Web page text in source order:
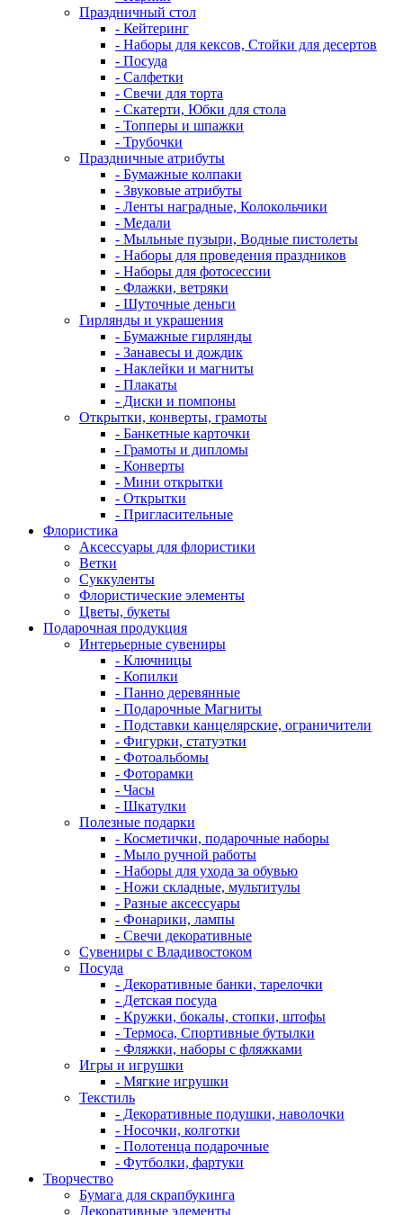
Праздничный стол
- Кейтеринг
- Наборы для кексов, Стойки для десертов
- Посуда
- Салфетки
- Свечи для торта
- Скатерти, Юбки для стола
- Топперы и шпажки
- Трубочки
Праздничные атрибуты
- Бумажные колпаки
- Звуковые атрибуты
- Ленты наградные, Колокольчики
- Медали
- Мыльные пузыри, Водные пистолеты
- Наборы для проведения праздников
- Наборы для фотосессии
- Флажки, ветряки
- Шуточные деньги
Гирлянды и украшения
- Бумажные гирлянды
- Занавесы и дождик
- Наклейки и магниты
- Плакаты
- Диски и помпоны
Открытки, конверты, грамоты
- Банкетные карточки
- Грамоты и дипломы
- Конверты
- Мини открытки
- Открытки
- Пригласительные
Флористика
Аксессуары для флористики
Ветки
Суккуленты
Флористические элементы
Цветы, букеты
Подарочная продукция
Интерьерные сувениры
- Ключницы
- Копилки
- Панно деревянные
- Подарочные Магниты
- Подставки канцелярские, ограничители
- Фигурки, статуэтки
- Фотоальбомы
- Фоторамки
- Часы
- Шкатулки
Полезные подарки
- Косметички, подарочные наборы
- Мыло ручной работы
- Наборы для ухода за обувью
- Ножи складные, мультитулы
- Разные аксессуары
- Фонарики, лампы
- Свечи декоративные
Сувениры с Владивостоком
Посуда
- Декоративные банки, тарелочки
- Детская посуда
- Кружки, бокалы, стопки, штофы
- Термоса, Спортивные бутылки
- Фляжки, наборы с фляжками
Игры и игрушки
- Мягкие игрушки
Текстиль
- Декоративные подушки, наволочки
- Носочки, колготки
- Полотенца подарочные
- Футболки, фартуки
Творчество
Бумага для скрапбукинга
Декоративные элементы